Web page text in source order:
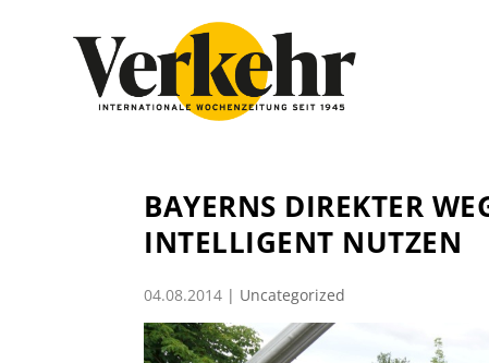
BAYERNS DIREKTER
INTELLIGENT NUTZEN
04.08.2014 | Uncategorized